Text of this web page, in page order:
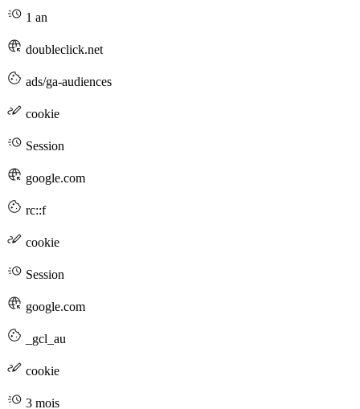
1 an
doubleclick.net
ads/ga-audiences
cookie
Session
google.com
rc::f
cookie
Session
google.com
_gcl_au
cookie
3 mois